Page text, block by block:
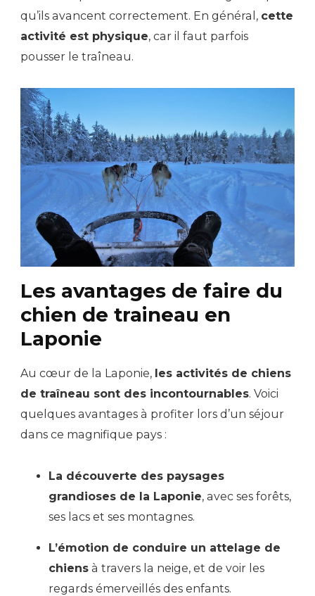
qu’ils avancent correctement. En général, cette
activité est physique, car il faut parfois
pousser le traîneau.
Les avantages de faire du
chien de traineau en
Laponie
Au cœur de la Laponie, les activités de chiens
de traîneau sont des incontournables. Voici
quelques avantages à profiter lors d’un séjour
dans ce magnifique pays :
La découverte des paysages
grandioses de la Laponie, avec ses forêts,
ses lacs et ses montagnes.
L’émotion de conduire un attelage de
chiens à travers la neige, et de voir les
regards émerveillés des enfants.